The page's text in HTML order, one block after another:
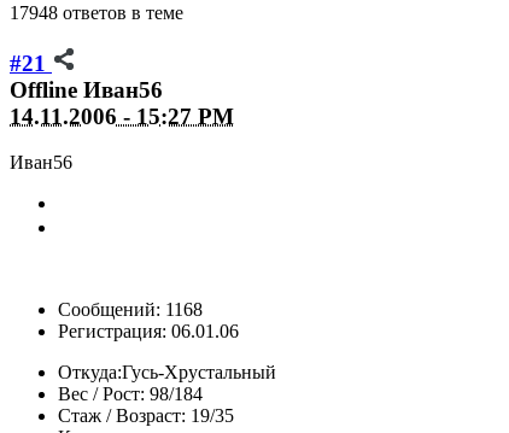
17948 ответов в теме
#21
Offline Иван56
14.11.2006 - 15:27 PM
Иван56
Сообщений: 1168
Регистрация: 06.01.06
Откуда:Гусь-Хрустальный
Вес / Рост: 98/184
Стаж / Возраст: 19/35